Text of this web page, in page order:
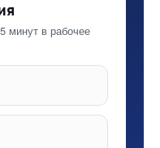
минут в рабочее